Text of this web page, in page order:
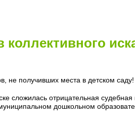
не получивших места в детском саду!
сложилась отрицательная
дошкольном